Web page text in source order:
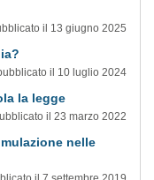
il 13 giugno 2025
il 10 luglio 2024
la legge
il 23 marzo 2022
nelle